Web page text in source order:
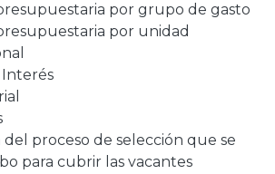
por grupo de gasto
por unidad
Interés
del proceso de selección que se
para cubrir las vacantes